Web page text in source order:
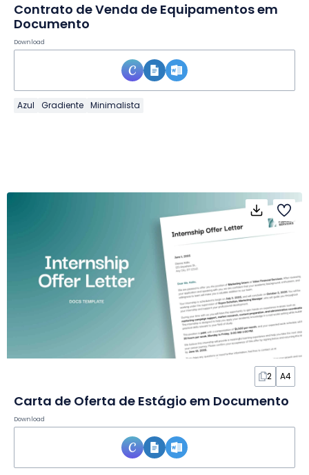
Contrato de Venda de Equipamentos em
Documento
Download
Azul Gradiente Minimalista
2 A4
Carta de Oferta de Estágio em Documento
Download